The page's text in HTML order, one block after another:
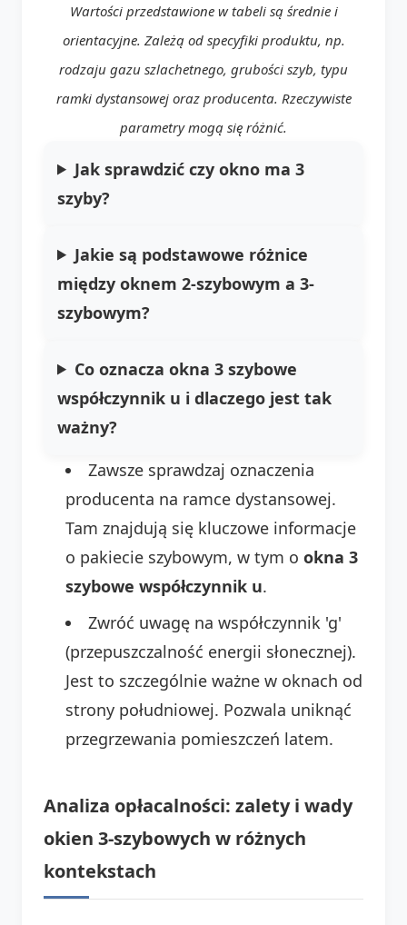
Wartości przedstawione w tabeli są średnie i
orientacyjne. Zależą od specyfiki produktu, np.
rodzaju gazu szlachetnego, grubości szyb, typu
ramki dystansowej oraz producenta. Rzeczywiste
parametry mogą się różnić.
Jak sprawdzić czy okno ma 3
szyby?
Jakie są podstawowe różnice
między oknem 2-szybowym a 3-
szybowym?
Co oznaczaokna 3 szybowe
współczynnik u i dlaczego jest tak
ważny?
Zawsze sprawdzaj oznaczenia
producenta na ramce dystansowej.
Tam znajdują się kluczowe informacje
o pakiecie szybowym, w tym o okna 3
szybowe współczynnik u.
Zwróć uwagę na współczynnik 'g'
(przepuszczalność energii słonecznej).
Jest to szczególnie ważne w oknach od
strony południowej. Pozwala uniknąć
przegrzewania pomieszczeń latem.
Analiza opłacalności: zalety i wady
okien 3-szybowych w różnych
kontekstach